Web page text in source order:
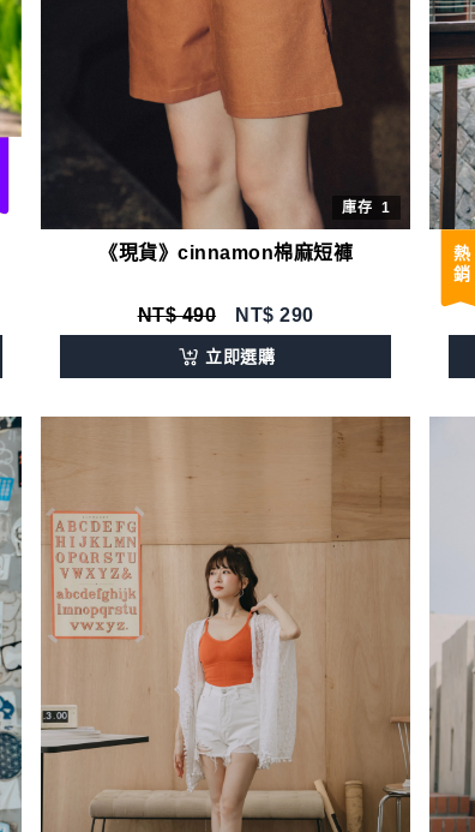
庫存 1
《現貨》cinnamon棉麻短褲
NT$ 490 NT$ 290
立即選購
熱銷